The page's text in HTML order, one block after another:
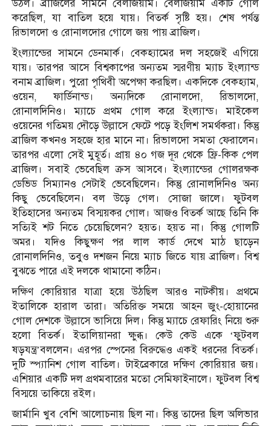
উঠল। ব্রাজিলের সামনে বেলজিয়াম। বেলজিয়াম একটি গোল
করেছিল, যা বাতিল হয়ে যায়। বিতর্ক সৃষ্টি হয়। শেষ পর্যন্ত
রিভালদো ও রোনালদোর গোলে জয় পায় ব্রাজিল।
ইংল্যান্ডের সামনে ডেনমার্ক। বেকহ্যামের দল সহজেই এগিয়ে
যায়। তারপর আসে বিশ্বকাপের অন্যতম স্মরণীয় ম্যাচ ইংল্যান্ড
বনাম ব্রাজিল। পুরো পৃথিবী অপেক্ষা করছিল। একদিকে বেকহ্যাম,
ওয়েন, ফার্ডিনান্ড। অন্যদিকে রোনালদো, রিভালদো,
রোনালদিনিও। ম্যাচে প্রথম গোল করে ইংল্যান্ড। মাইকেল
ওয়েনের গতিময় দৌড়ে উল্লাসে ফেটে পড়ে ইংলিশ সমর্থকরা। কিন্তু
ব্রাজিল কখনও সহজে হার মানে না। রিভালদো সমতা ফেরালেন।
তারপর এলো সেই মুহূর্ত। প্রায় ৪০ গজ দূর থেকে ফ্রি-কিক পেল
ব্রাজিল। সবাই ভেবেছিল ক্রস আসবে। ইংল্যান্ডের গোলরক্ষক
ডেভিড সিম্যানও সেটাই ভেবেছিলেন। কিন্তু রোনালদিনিও অন্য
কিছু ভেবেছিলেন। বল উড়ে গেল। সোজা জালে। ফুটবল
ইতিহাসের অন্যতম বিস্ময়কর গোল। আজও বিতর্ক আছে তিনি কি
সত্যিই শট নিতে চেয়েছিলেন? হয়ত। হয়ত না। কিন্তু গোলটি
অমর। যদিও কিছুক্ষণ পর লাল কার্ড দেখে মাঠ ছাড়েন
রোনালদিনিও, তবুও দশজন নিয়ে ম্যাচ জিতে যায় ব্রাজিল। বিশ্ব
বুঝতে পারে এই দলকে থামানো কঠিন।
দক্ষিণ কোরিয়ার যাত্রা হয়ে উঠছিল আরও নাটকীয়। প্রথমে
ইতালিকে হারাল তারা। অতিরিক্ত সময়ে আহন জুং-হোয়ানের
গোল দেশকে উল্লাসে ভাসিয়ে দিল। কিন্তু ম্যাচে রেফারিং নিয়ে শুরু
হলো বিতর্ক। ইতালিয়ানরা ক্ষুব্ধ। কেউ কেউ একে ‘ফুটবল
ষড়যন্ত্র’বললেন। এরপর স্পেনের বিরুদ্ধেও একই ধরনের বিতর্ক।
দুটি স্প্যানিশ গোল বাতিল। টাইব্রেকারে দক্ষিণ কোরিয়ার জয়।
এশিয়ার একটি দল প্রথমবারের মতো সেমিফাইনালে। ফুটবল বিশ্ব
বিস্ময়ে তাকিয়ে রইল।
জার্মানি খুব বেশি আলোচনায় ছিল না। কিন্তু তাদের ছিল অলিভার